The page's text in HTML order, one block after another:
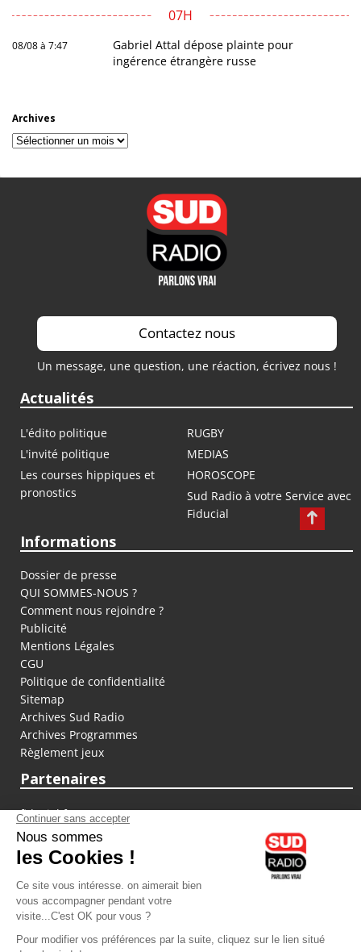
07H
08/08 à 7:47
Gabriel Attal dépose plainte pour
ingérence étrangère russe
Archives
Archives
Contactez nous
Un message, une question, une réaction, écrivez nous !
Actualités
L'édito politique
RUGBY
L'invité politique
MEDIAS
Les courses hippiques et
pronostics
HOROSCOPE
Sud Radio à votre Service avec
Fiducial
Informations
Dossier de presse
QUI SOMMES-NOUS ?
Comment nous rejoindre ?
Publicité
Mentions Légales
CGU
Politique de confidentialité
Sitemap
Archives Sud Radio
Archives Programmes
Règlement jeux
Partenaires
fiducial.fr
lyoncapitale.fr
olympique-et-lyonnais.com
L'application Iphone / Android
Téléchargez l'application